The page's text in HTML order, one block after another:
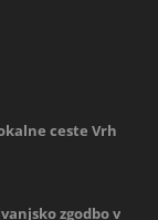
ceste Vrh
zgodbo v